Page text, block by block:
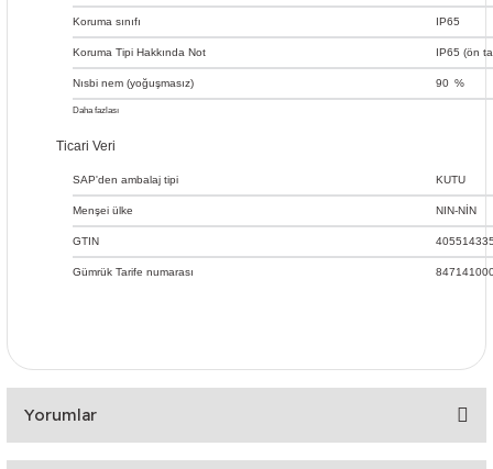
Koruma sınıfı IP65
Koruma Tipi Hakkında Not IP65 (ön
Nısbi nem (yoğuşmasız) 90 %
tipi
Kelepçe
(dahil)
VESA
montajı (4
x M4x8)
Daha fazlası
Ticari Veri
SAP'den ambalaj tipi KUTU
Menşei ülke NIN-NİN
GTIN
Gümrük Tarife numarası
Yorumlar